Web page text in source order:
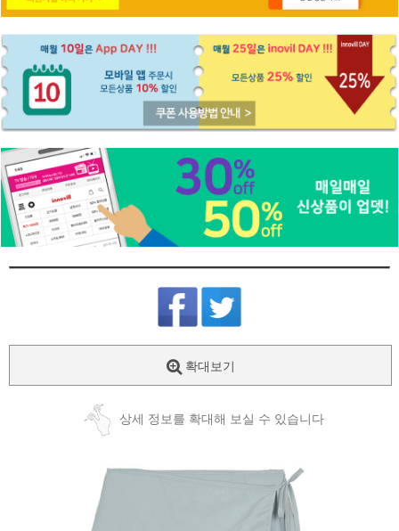
확대보기
상세 정보를 확대해 보실 수 있습니다